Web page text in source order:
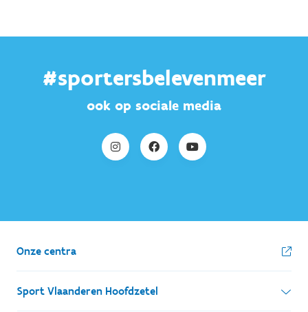
#sportersbelevenmeer
ook op sociale media
Onze centra
Sport Vlaanderen Hoofdzetel